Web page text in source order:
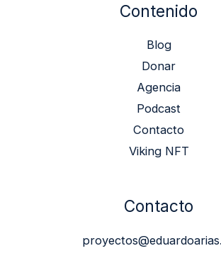
Contenido
Blog
Donar
Agencia
Podcast
Contacto
Viking NFT
Contacto